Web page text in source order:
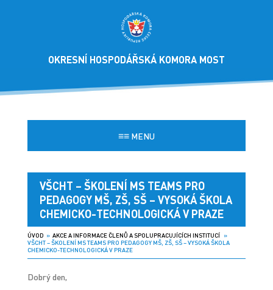
OKRESNÍ HOSPODÁŘSKÁ KOMORA MOST
≡≡MENU
VŠCHT – ŠKOLENÍ MS TEAMS PRO
PEDAGOGY MŠ, ZŠ, SŠ – VYSOKÁ ŠKOLA
CHEMICKO-TECHNOLOGICKÁ V PRAZE
ÚVOD » AKCE A INFORMACE ČLENŮ A SPOLUPRACUJÍCÍCH INSTITUCÍ»
VŠCHT – ŠKOLENÍ MS TEAMS PRO PEDAGOGY MŠ, ZŠ, SŠ – VYSOKÁ ŠKOLA
CHEMICKO-TECHNOLOGICKÁ V PRAZE
Dobrý den,